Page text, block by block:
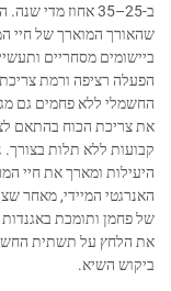
ב-25–35 אחוז
שהאורך המוארך של חיי
ביישומים מסחריים
הפעלה רציפה ורמת צריכת
החשמלי ללא פחמים גם
את צריכת הכוח בהתאם
קבועות ללא תלות בצורך.
היעילות ומארך את חיי
האנרגטי המיידי, מאחר
של פחמן ותומכת באגנדות
את הלחץ על תשתית
ביקוש השיא.